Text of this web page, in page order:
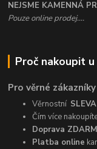
NEJSME KAMENNÁ
Pouze online prodej....
Proč nakoupit u
Pro věrné
Věrnostní
Čím více
Doprava
Platba online